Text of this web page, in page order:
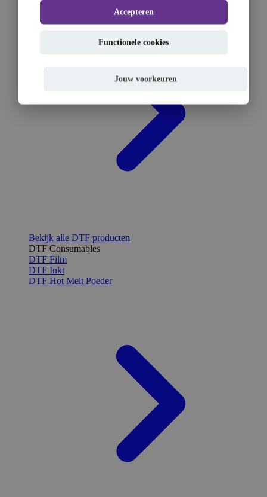
Bekijk alle DTF producten
DTF Consumables
DTF Film
DTF Inkt
DTF Hot Melt Poeder
Accepteren
Functionele cookies
Jouw voorkeuren